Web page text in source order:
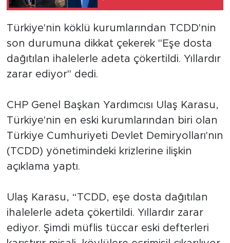
Türkiye'nin köklü kurumlarından TCDD'nin
son durumuna dikkat çekerek "Eşe dosta
dağıtılan ihalelerle adeta çökertildi. Yıllardır
zarar ediyor" dedi.
CHP Genel Başkan Yardımcısı Ulaş Karasu,
Türkiye'nin en eski kurumlarından biri olan
Türkiye Cumhuriyeti Devlet Demiryolları'nın
(TCDD) yönetimindeki krizlerine ilişkin
açıklama yaptı.
Ulaş Karasu, “TCDD, eşe dosta dağıtılan
ihalelerle adeta çökertildi. Yıllardır zarar
ediyor. Şimdi müflis tüccar eski defterleri
SPOR
TARİHTEN GÜNÜMÜZE
TARİH
KADIN
SAĞLIK
SİYASET